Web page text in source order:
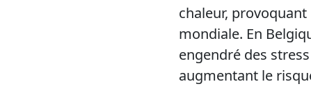
chaleur,
mondiale. En
engendré des
augmentant le